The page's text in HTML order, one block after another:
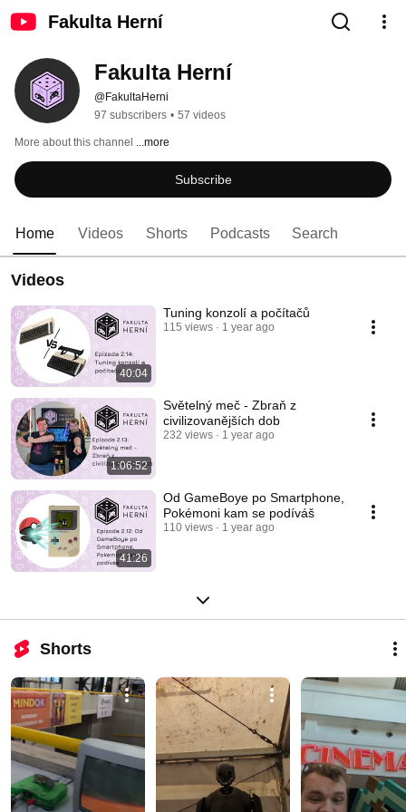
Fakulta Herní
Fakulta Herní
@FakultaHerni
97 subscribers • 57 videos
More about this channel ...more
Subscribe
Home Videos Shorts Podcasts Search
Videos
40:04
Tuning konzolí a počítačů
115 views 1 year ago
1:06:52
Světelný meč - Zbraň z
civilizovanějších dob
232 views 1 year ago
41:26
Od GameBoye po Smartphone,
Pokémoni kam se podíváš
110 views 1 year ago
Shorts